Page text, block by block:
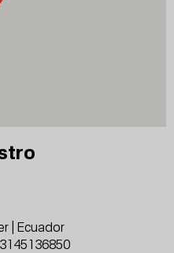
| Ecuador